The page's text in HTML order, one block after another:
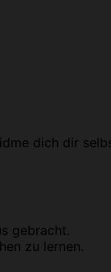
dich dir
gebracht.
zu lernen.